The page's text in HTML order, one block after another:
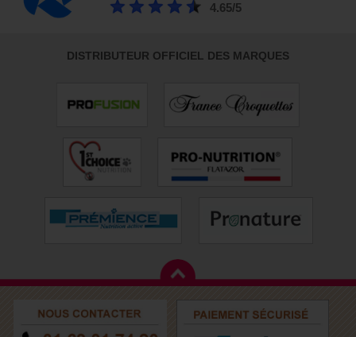
4.65/5
DISTRIBUTEUR OFFICIEL DES MARQUES